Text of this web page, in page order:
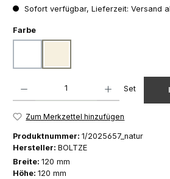
Sofort verfügbar, Lieferzeit: Versand
Farbeauswählen
Set
Zum Merkzettel hinzufügen
Produktnummer: 1/2025657_natur
Hersteller: BOLTZE
Breite: 120 mm
Höhe: 120 mm